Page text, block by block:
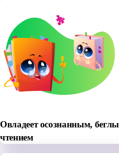
Овладеет осознанным,
чтением